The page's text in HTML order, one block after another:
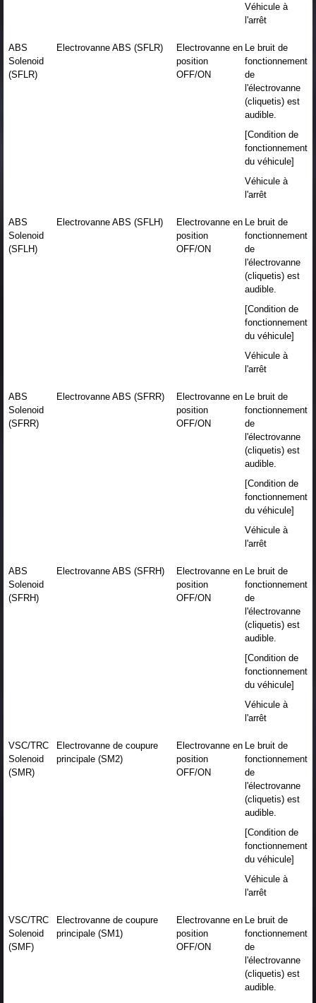
Véhicule à
l'arrêt
ABS
Solenoid
(SFLR)
Electrovanne ABS (SFLR)
Electrovanne en
position
OFF/ON
Le bruit de
fonctionnement
de
l'électrovanne
(cliquetis) est
audible.
[Condition de
fonctionnement
du véhicule]
Véhicule à
l'arrêt
ABS
Solenoid
(SFLH)
Electrovanne ABS (SFLH)
Electrovanne en
position
OFF/ON
Le bruit de
fonctionnement
de
l'électrovanne
(cliquetis) est
audible.
[Condition de
fonctionnement
du véhicule]
Véhicule à
l'arrêt
ABS
Solenoid
(SFRR)
Electrovanne ABS (SFRR)
Electrovanne en
position
OFF/ON
Le bruit de
fonctionnement
de
l'électrovanne
(cliquetis) est
audible.
[Condition de
fonctionnement
du véhicule]
Véhicule à
l'arrêt
ABS
Solenoid
(SFRH)
Electrovanne ABS (SFRH)
Electrovanne en
position
OFF/ON
Le bruit de
fonctionnement
de
l'électrovanne
(cliquetis) est
audible.
[Condition de
fonctionnement
du véhicule]
Véhicule à
l'arrêt
VSC/TRC
Solenoid
(SMR)
Electrovanne de coupure
principale (SM2)
Electrovanne en
position
OFF/ON
Le bruit de
fonctionnement
de
l'électrovanne
(cliquetis) est
audible.
[Condition de
fonctionnement
du véhicule]
Véhicule à
l'arrêt
VSC/TRC
Solenoid
(SMF)
Electrovanne de coupure
principale (SM1)
Electrovanne en
position
OFF/ON
Le bruit de
fonctionnement
de
l'électrovanne
(cliquetis) est
audible.